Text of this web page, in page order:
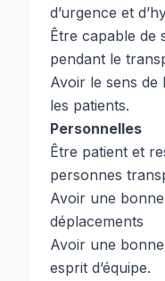
d’urgence et
Être capable de
pendant le
Avoir le sens de
les patients.
Personnelles
Être patient et
personnes
Avoir une
déplacements
Avoir une
esprit d’équipe.